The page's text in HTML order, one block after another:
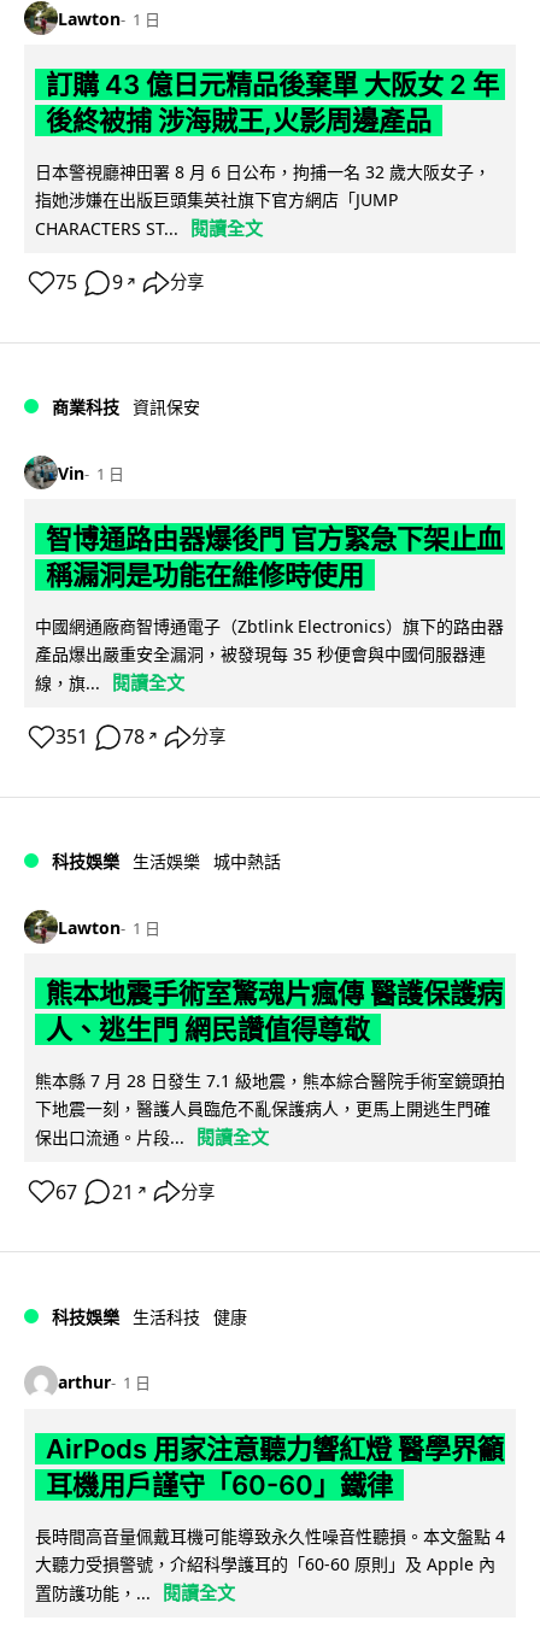
Lawton 1 日
訂購 43 億日元精品後棄單 大阪女 2 年
後終被捕 涉海賊王,火影周邊產品
日本警視廳神田署 8 月 6 日公布，拘捕一名 32 歲大阪女子，
指她涉嫌在出版巨頭集英社旗下官方網店「JUMP
CHARACTERS ST...
閱讀全文
75 9 ↗ 分享
商業科技 資訊保安
Vin 1 日
智博通路由器爆後門 官方緊急下架止血
稱漏洞是功能在維修時使用
中國網通廠商智博通電子（Zbtlink Electronics）旗下的路由器
產品爆出嚴重安全漏洞，被發現每 35 秒便會與中國伺服器連
線，旗...
閱讀全文
351 78 ↗ 分享
科技娛樂 生活娛樂 城中熱話
Lawton 1 日
熊本地震手術室驚魂片瘋傳 醫護保護病
人、逃生門 網民讚值得尊敬
熊本縣 7 月 28 日發生 7.1 級地震，熊本綜合醫院手術室鏡頭拍
下地震一刻，醫護人員臨危不亂保護病人，更馬上開逃生門確
保出口流通。片段...
閱讀全文
67 21 ↗ 分享
科技娛樂 生活科技 健康
arthur 1 日
AirPods 用家注意聽力響紅燈 醫學界籲
耳機用戶謹守「60-60」鐵律
長時間高音量佩戴耳機可能導致永久性噪音性聽損。本文盤點 4
大聽力受損警號，介紹科學護耳的「60-60 原則」及 Apple 內
置防護功能，...
閱讀全文